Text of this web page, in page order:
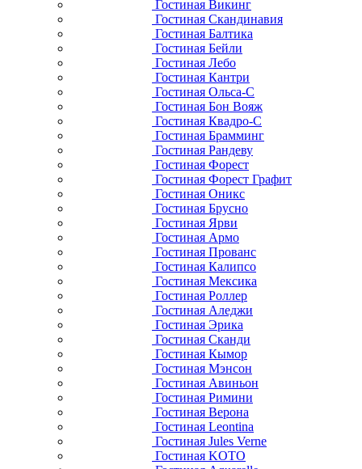
Гостиная Викинг
Гостиная Скандинавия
Гостиная Балтика
Гостиная Бейли
Гостиная Лебо
Гостиная Кантри
Гостиная Ольса-С
Гостиная Бон Вояж
Гостиная Квадро-С
Гостиная Брамминг
Гостиная Рандеву
Гостиная Форест
Гостиная Форест Графит
Гостиная Оникс
Гостиная Брусно
Гостиная Ярви
Гостиная Армо
Гостиная Прованс
Гостиная Калипсо
Гостиная Мексика
Гостиная Роллер
Гостиная Аледжи
Гостиная Эрика
Гостиная Сканди
Гостиная Кымор
Гостиная Мэнсон
Гостиная Авиньон
Гостиная Римини
Гостиная Верона
Гостиная Leontina
Гостиная Jules Verne
Гостиная KOTO